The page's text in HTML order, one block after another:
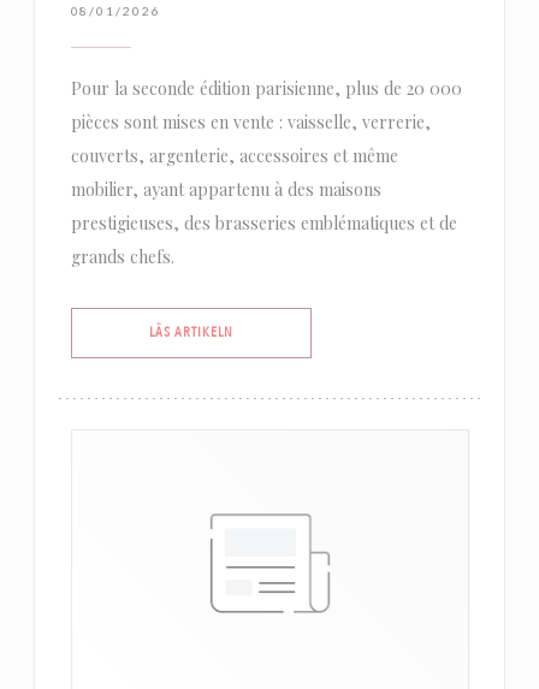
08/01/2026
Pour la seconde édition parisienne, plus de 20 000
pièces sont mises en vente : vaisselle, verrerie,
couverts, argenterie, accessoires et même
mobilier, ayant appartenu à des maisons
prestigieuses, des brasseries emblématiques et de
grands chefs.
LÄS ARTIKELN